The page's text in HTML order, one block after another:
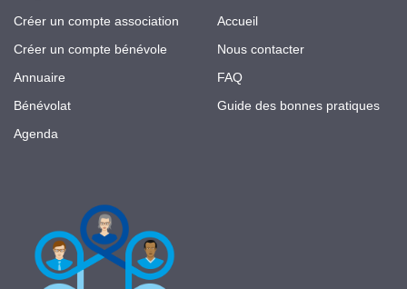
Créer un compte association
Créer un compte bénévole
Annuaire
Bénévolat
Agenda
Accueil
Nous contacter
FAQ
Guide des bonnes pratiques